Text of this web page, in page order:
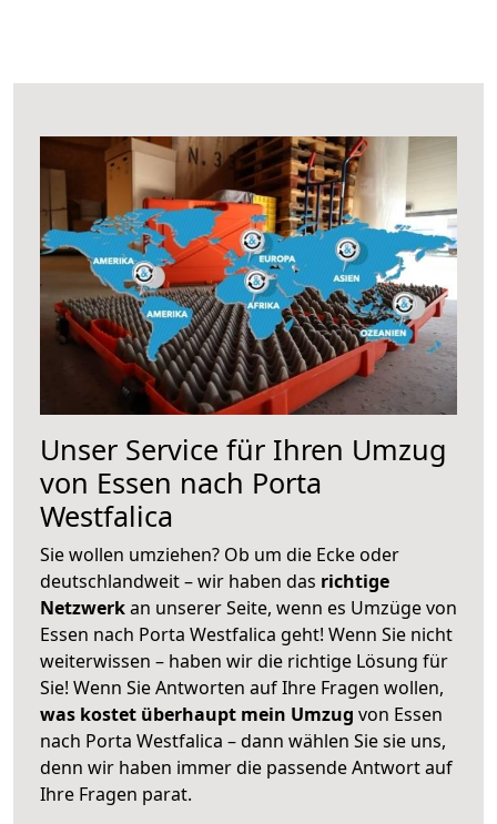
Unser Service für Ihren Umzug
von Essen nach Porta
Westfalica
Sie wollen umziehen? Ob um die Ecke oder
deutschlandweit – wir haben das richtige
Netzwerkan unserer Seite, wenn es Umzüge von
Essen nach Porta Westfalica geht! Wenn Sie nicht
weiterwissen – haben wir die richtige Lösung für
Sie! Wenn Sie Antworten auf Ihre Fragen wollen,
was kostet überhaupt mein Umzug von Essen
nach Porta Westfalica – dann wählen Sie sie uns,
denn wir haben immer die passende Antwort auf
Ihre Fragen parat.